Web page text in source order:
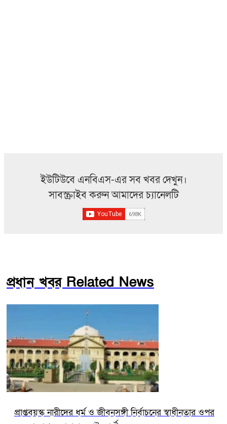
ইউটিউবে এনবিএস-এর সব খবর দেখুন।
সাবস্ক্রাইব করুন আমাদের চ্যানেলটি
প্রধান খবর Related News
প্রাপ্তবয়স্ক নারীদের ধর্ম ও জীবনসঙ্গী নির্বাচনের স্বাধীনতার ওপর